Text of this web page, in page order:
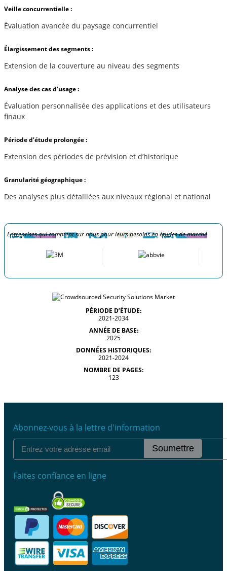
Veille concurrentielle :
Évaluation avancée du paysage concurrentiel
Élargissement des segments :
Extension de la couverture au niveau des segments
Analyse des cas d’usage :
Évaluation personnalisée des applications et des utilisateurs
finaux
Période d’étude prolongée :
Extension des périodes de prévision et d’historique
Granularité géographique :
Des analyses plus détaillées aux niveaux régional et national
Entreprises qui comptent sur nous pour leurs besoins en études de marché
PÉRIODE D’ÉTUDE:
2021-2034
ANNÉE DE BASE:
2025
DONNÉES HISTORIQUES:
2021-2024
NOMBRE DE PAGES:
123
Abonnez-vous à la lettre d'information
Soumettre
Faites confiance en ligne